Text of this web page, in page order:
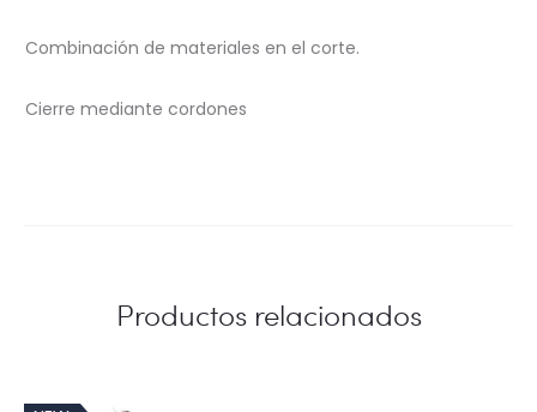
Combinación de materiales en el corte.
Cierre mediante cordones
Productos relacionados